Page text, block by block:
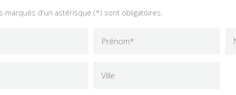
marqués d'un astérisque (*) sont obligatoires.